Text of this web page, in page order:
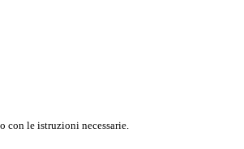
con le istruzioni necessarie.